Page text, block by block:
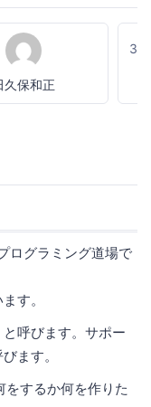
久保和正
3
ログラミング道場で
す。
呼びます。サポー
ます。
するか何を作りた